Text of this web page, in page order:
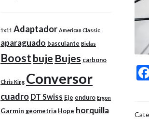
1x11 Adaptador American Classic
aparaguado basculante Bielas
Boostbuje Bujes carbono
Chris King Conversor
cuadro DT Swiss Eje enduro Ergon
Garmin geometria Hope horquilla